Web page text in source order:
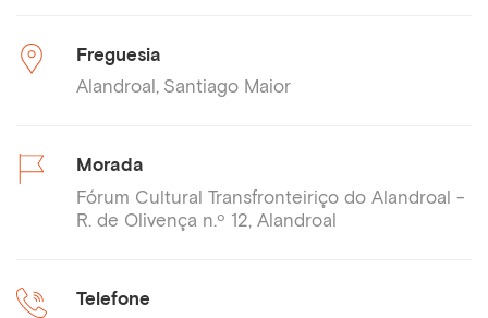
Freguesia
Alandroal Santiago Maior
Morada
Fórum Cultural Transfronteiriço do Alandroal -
R. de Olivença n.º 12, Alandroal
Telefone